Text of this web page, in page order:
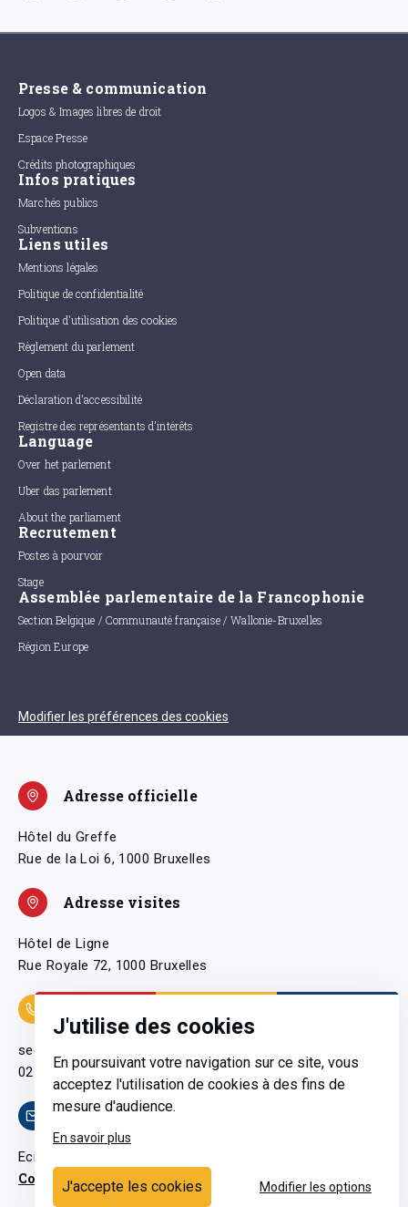
J'utilise des cookies
En poursuivant votre navigation sur ce site, vous
acceptez l'utilisation de cookies à des fins de
mesure d'audience.
En savoir plus
J'accepte les cookies Modifier les options
Presse & communication
Logos & Images libres de droit
Espace Presse
Crédits photographiques
Infos pratiques
Marchés publics
Subventions
Liens utiles
Mentions légales
Politique de confidentialité
Politique d'utilisation des cookies
Règlement du parlement
Open data
Déclaration d'accessibilité
Registre des représentants d'intérêts
Language
Over het parlement
Uber das parlement
About the parliament
Recrutement
Postes à pourvoir
Stage
Assemblée parlementaire de la Francophonie
Section Belgique / Communauté française / Wallonie-Bruxelles
Région Europe
Modifier les préférences des cookies
Adresse officielle
Hôtel du Greffe
Rue de la Loi 6, 1000 Bruxelles
Adresse visites
Hôtel de Ligne
Rue Royale 72, 1000 Bruxelles
secretariatgeneral@pfwb.be
02 506 38 11
Contact
Ecrivez-nous
Contactez-nous